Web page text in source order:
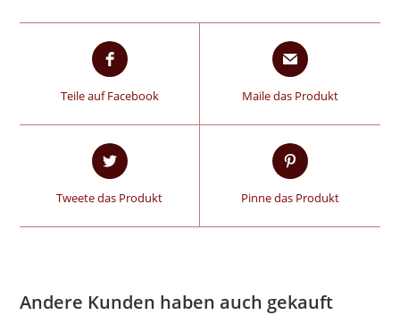
Teile auf Facebook Maile das Produkt
Tweete das Produkt Pinne das Produkt
Andere Kunden haben auch gekauft